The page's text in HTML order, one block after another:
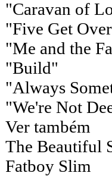
"Caravan of
"Five Get
"Me and the
"Build"
"Always
"We're Not
Ver também
The Beautiful
Fatboy Slim